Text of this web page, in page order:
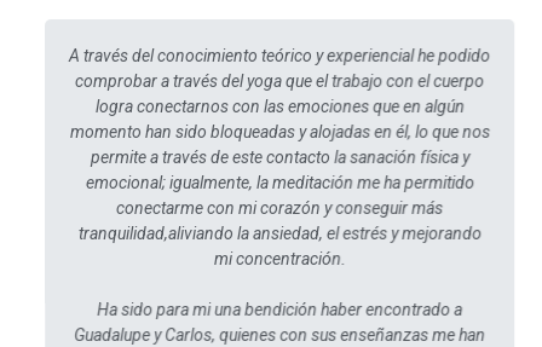
A través del conocimiento teórico y experiencial he podido
comprobar a través del yoga que el trabajo con el cuerpo
logra conectarnos con las emociones que en algún
momento han sido bloqueadas y alojadas en él, lo que nos
permite a través de este contacto la sanación física y
emocional; igualmente, la meditación me ha permitido
conectarme con mi corazón y conseguir más
tranquilidad,aliviando la ansiedad, el estrés y mejorando
mi concentración.
Ha sido para mi una bendición haber encontrado a
Guadalupe y Carlos, quienes con sus enseñanzas me han